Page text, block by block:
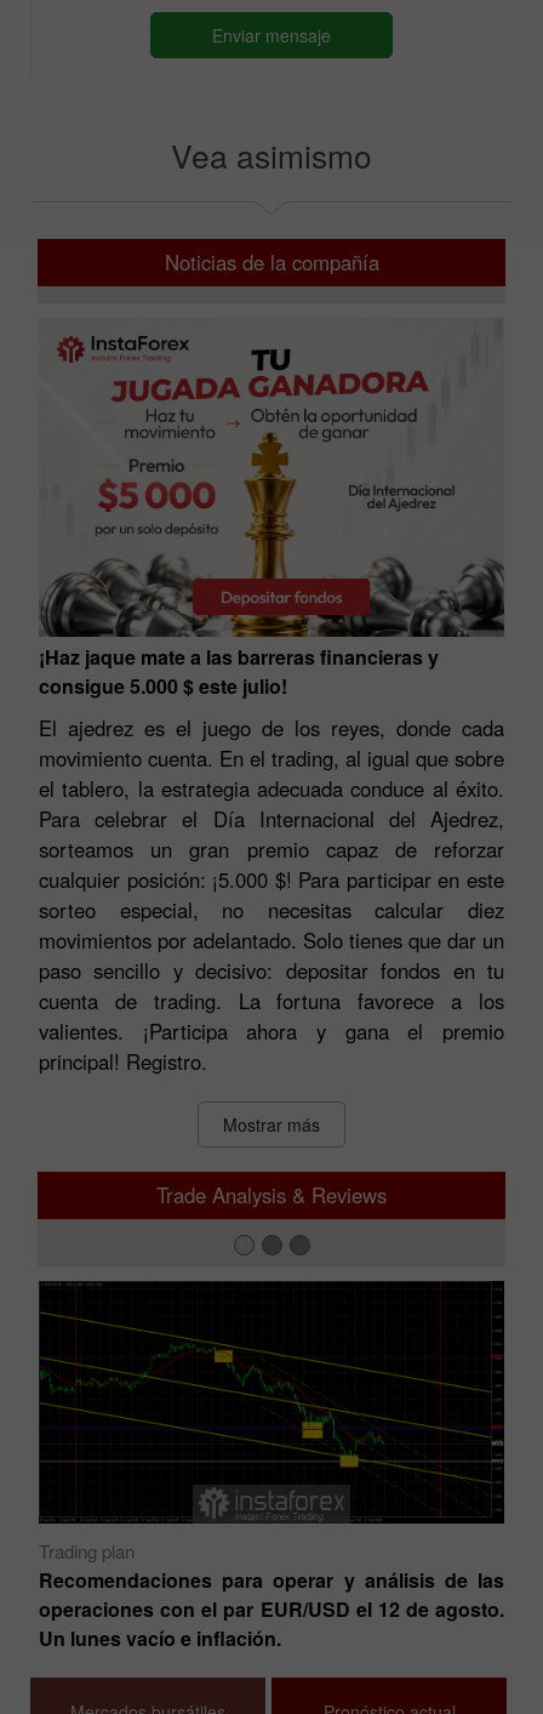
Vea asimismo
Noticias de la compañía
¡Haz jaque mate a las barreras financieras y
consigue 5.000 $ este julio!
El ajedrez es el juego de los reyes, donde cada
movimiento cuenta. En el trading, al igual que sobre
el tablero, la estrategia adecuada conduce al éxito.
Para celebrar el Día Internacional del Ajedrez,
sorteamos un gran premio capaz de reforzar
cualquier posición: ¡5.000 $! Para participar en este
sorteo especial, no necesitas calcular diez
movimientos por adelantado. Solo tienes que dar un
paso sencillo y decisivo: depositar fondos en tu
cuenta de trading. La fortuna favorece a los
valientes. ¡Participa ahora y gana el premio
principal! Registro.
Mostrar más
Trade Analysis & Reviews
Trading plan
Recomendaciones para operar y análisis de las
operaciones con el par EUR/USD el 12 de agosto.
Un lunes vacío e inflación.